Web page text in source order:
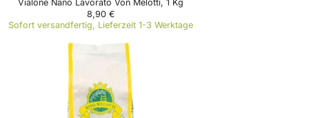
Vialone Nano Lavorato Von Melotti, 1 Kg
R
E
R
P
R
8,90 €
Sofort versandfertig, Lieferzeit 1-3 Werktage